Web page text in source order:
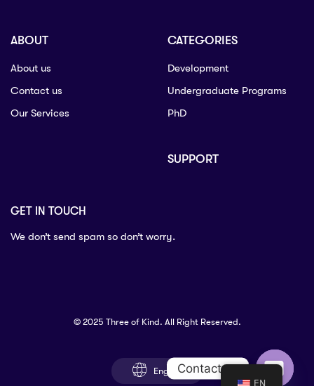
ABOUT
About us
Contact us
Our Services
CATEGORIES
Development
Undergraduate Programs
PhD
SUPPORT
GET IN TOUCH
We don’t send spam so don’t worry.
© 2025 Three of Kind. All Right Reserved.
English
EN
Contact us